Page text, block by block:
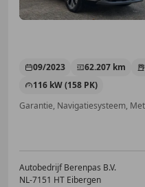
09/2023 62.207 km
116 kW (158 PK)
Autobedrijf Berenpas B.V.
NL-7151 HT Eibergen